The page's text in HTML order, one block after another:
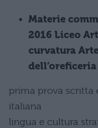
Materie
2016 Liceo
curvatura
prima prova scritta
italiana
lingua e cultura